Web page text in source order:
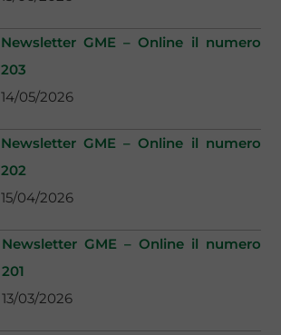
Newsletter GME – Online il numero
203
14/05/2026
Newsletter GME – Online il numero
202
15/04/2026
Newsletter GME – Online il numero
201
13/03/2026